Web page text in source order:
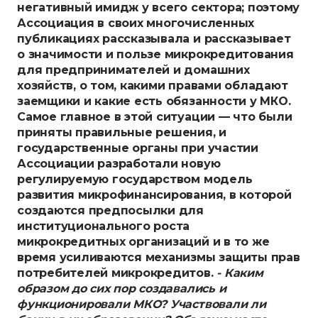
негативный имидж у всего сектора; поэтому
Ассоциация в своих многочисленных
публикациях рассказывала и рассказывает
о значимости и пользе микрокредитования
для предпринимателей и домашних
хозяйств, о том, какими правами обладают
заемщики и какие есть обязанности у МКО.
Самое главное в этой ситуации — что были
приняты правильные решения, и
государственные органы при участии
Ассоциации разработали новую
регулируемую государством модель
развития микрофинансирования, в которой
создаются предпосылки для
институционального роста
микрокредитных организаций и в то же
время усиливаются механизмы защиты прав
потребителей микрокредитов. - Каким
образом до сих пор создавались и
функционировали МКО? Участвовали ли